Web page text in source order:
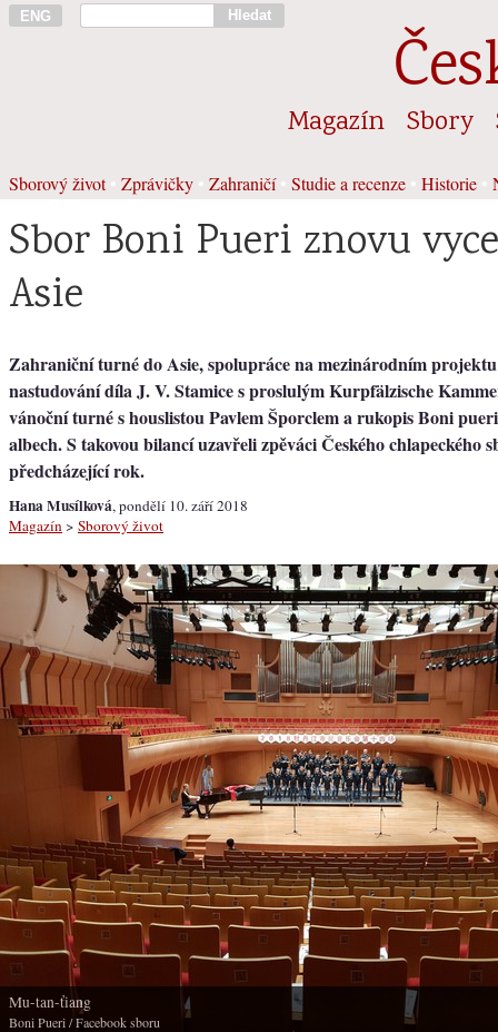
ENG Hledat
Magazín Sbory
Sborový život• Zprávičky Zahraničí• Studie a recenze Historie
Sbor Boni Pueri znovu
Asie
Zahraniční turné do Asie, spolupráce na mezinárodním
nastudování díla J. V. Stamice s proslulým Kurpfälzische
vánoční turné s houslistou Pavlem Šporclem a rukopis Boni
albech. S takovou bilancí uzavřeli zpěváci Českého chlapeckého
předcházející rok.
Hana Musílková, pondělí 10. září 2018
Magazín > Sborový život
Mu-tan-ťiang
Boni Pueri/ Facebook sboru